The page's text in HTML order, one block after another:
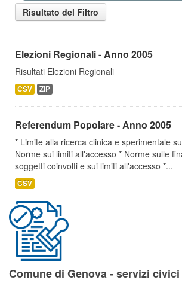
Risultato del Filtro
Elezioni Regionali - Anno 2005
Risultati Elezioni Regionali
CSV ZIP
Referendum Popolare - Anno 2005
* Limite alla ricerca clinica e sperimentale
Norme sui limiti all'accesso * Norme sulle
soggetti coinvolti e sui limiti all'accesso *...
CSV
Comune di Genova - servizi civici